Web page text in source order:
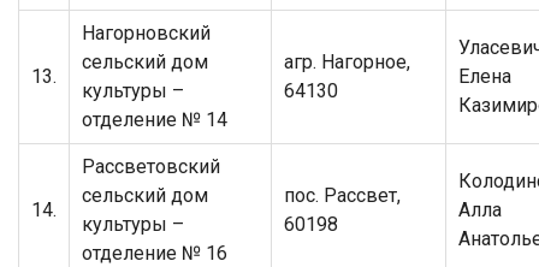
13.
Нагорновский
сельский дом
культуры –
отделение № 14
агр. Нагорное,
64130
Елена
14.
Рассветовский
сельский дом
культуры –
отделение № 16
пос. Рассвет,
60198
Алла